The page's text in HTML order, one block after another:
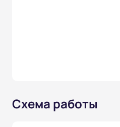
Схема работы